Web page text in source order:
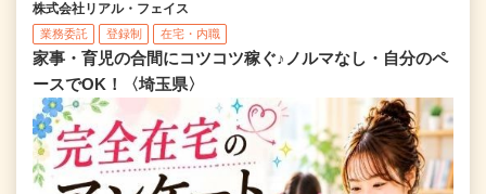
株式会社リアル・フェイス
業務委託 登録制 在宅・内職
家事・育児の合間にコツコツ稼ぐ♪ノルマなし・自分のペ
ースでOK！〈埼玉県〉